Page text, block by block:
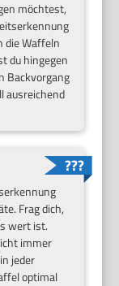
möchtest,
die Waffeln
du hingegen
Backvorgang
ausreichend
Frag dich,
wert ist.
immer
jeder
optimal